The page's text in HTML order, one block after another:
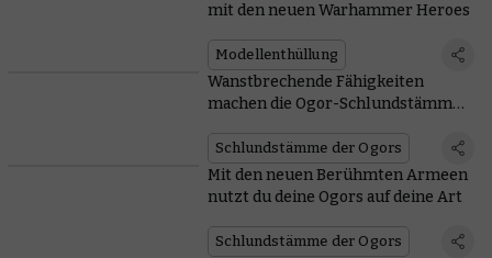
mit den neuen Warhammer Heroes
Modellenthüllung
Wanstbrechende Fähigkeiten
machen die Ogor-Schlundstämme
Schlundstämme der Ogors
Mit den neuen Berühmten Armeen
nutzt du deine Ogors auf deine Art
Schlundstämme der Ogors